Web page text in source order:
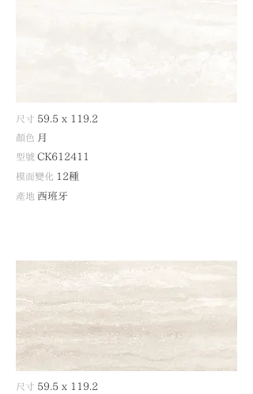
尺寸 59.5 x 119.2
顏色 月
型號 CK612411
模面變化 12種
產地 西班牙
尺寸 59.5 x 119.2